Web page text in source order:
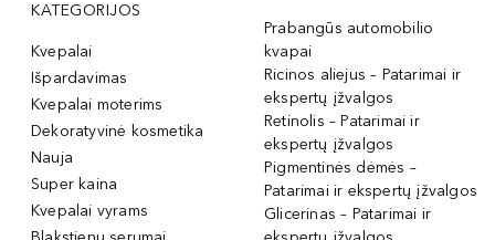
KATEGORIJOS
Kvepalai
Išpardavimas
Kvepalai moterims
Dekoratyvinė kosmetika
Nauja
Super kaina
Kvepalai vyrams
Prabangūs automobilio
kvapai
Ricinos aliejus – Patarimai ir
ekspertų įžvalgos
Retinolis – Patarimai ir
ekspertų įžvalgos
Pigmentinės dėmės –
Patarimai ir ekspertų įžvalgos
Glicerinas – Patarimai ir